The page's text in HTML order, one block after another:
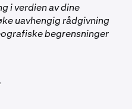
i verdien av dine
uavhengig rådgivning
begrensninger